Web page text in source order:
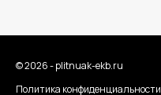
© 2026 - plitnuak-ekb.ru
Политика конфиденциальности